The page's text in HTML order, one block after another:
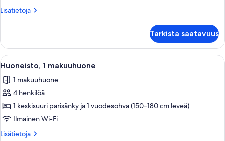
Lisätietoja
Lisätietoja
makuuhuonetta
Tarkista saatavuus
Avaa
kaikki
huonetyypin
Huoneisto,
1
makuuhuone
kuvat
Moderni olohuone, jossa on
8
Huoneisto, 1 makuuhuone
1 makuuhuone
4 henkilöä
1 keskisuuri parisänky ja 1 vuodesohva (150–180 cm leveä)
Ilmainen Wi-Fi
Lisätietoja
Lisätietoja